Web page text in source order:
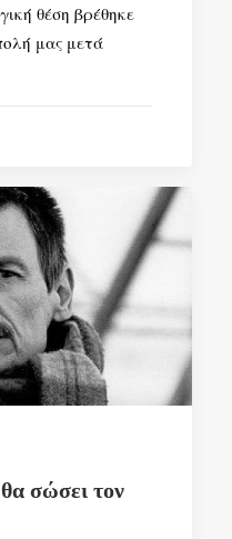
θέση βρέθηκε
μας μετά
σώσει τον